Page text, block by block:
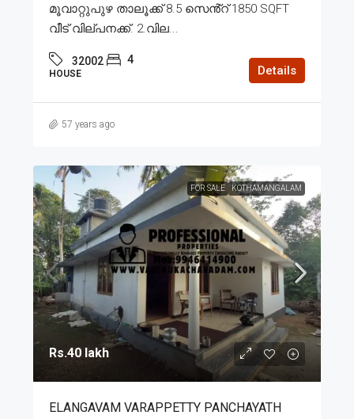
മൂവാറ്റുപുഴ താലൂക്ക് 8.5 സെൻ്റ് 1850 SQFT
വീട് വില്പനക്ക്. 2.വില...
32002 4
HOUSE Details
57 years ago
FOR SALE KOTHAMANGALAM
Rs.40 lakh
ELANGAVAM VARAPPETTY PANCHAYATH